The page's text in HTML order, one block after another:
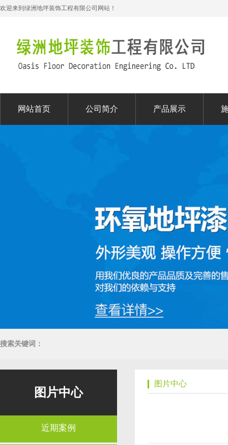
欢迎来到绿洲地坪装饰工程有限公司网站！
网站首页 公司简介 产品展示
搜索关键词：
图片中心
近期案例
图片中心